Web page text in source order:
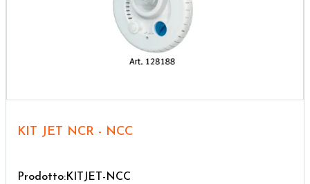
KIT JET NCR - NCC
Prodotto:KITJET-NCC